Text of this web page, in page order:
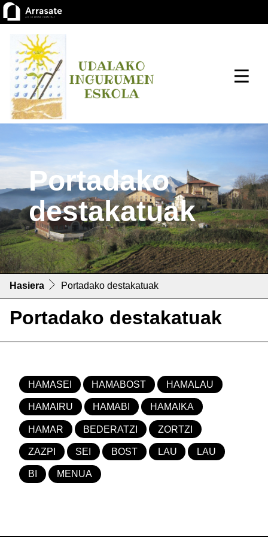
Portadako
destakatuak
Hasiera Portadako destakatuak
Portadako destakatuak
HAMASEI HAMABOST HAMALAU
HAMAIRU HAMABI HAMAIKA
HAMAR BEDERATZI ZORTZI
ZAZPI SEI BOST LAU LAU
BI MENUA